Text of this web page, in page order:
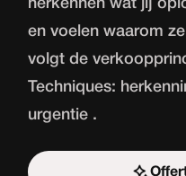
herkennen wat jij
en voelen waarom
volgt de
Techniques:
urgentie .